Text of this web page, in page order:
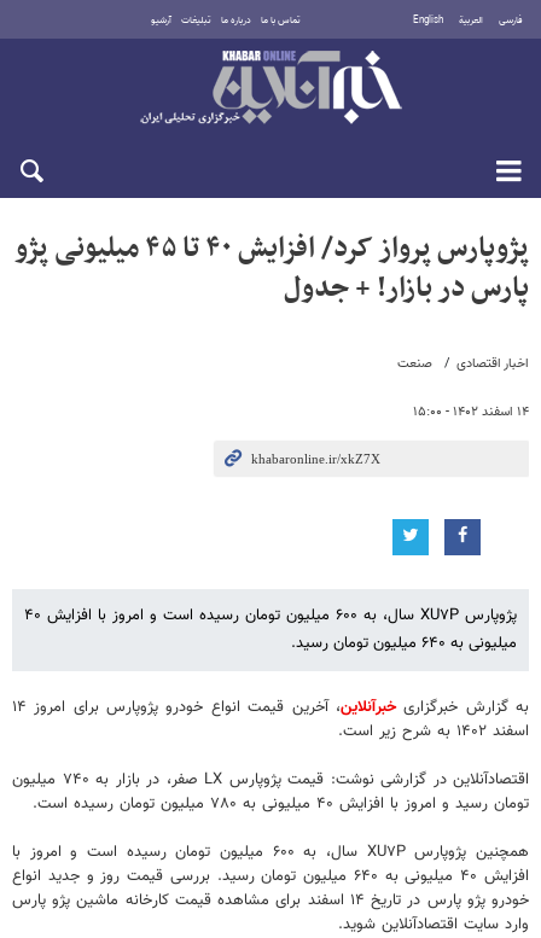
فارسی العربية English تماس با ما درباره ما تبلیغات آرشیو
شنبه ۱۷ مرداد ۱۴۰۵
اخبار اقتصادی صنعت
۱۴ اسفند ۱۴۰۲ - ۱۵:۰۰
پژوپارس پرواز کرد/ افزایش ۴۰ تا ۴۵ میلیونی پژو
پارس در بازار! + جدول
پژوپارس XU۷P سال، به ۶۰۰ میلیون تومان رسیده است و امروز با افزایش ۴۰
میلیونی به ۶۴۰ میلیون تومان رسید.
به گزارش خبرگزاریخبرآنلاین
، آخرین قیمت انواع خودرو پژوپارس برای امروز ۱۴
اسفند ۱۴۰۲ به شرح زیر است.
اقتصادآنلاین در گزارشی نوشت: قیمت پژوپارس LX صفر، در بازار به ۷۴۰ میلیون
تومان رسید و امروز با افزایش ۴۰ میلیونی به ۷۸۰ میلیون تومان رسیده است.
همچنین پژوپارس XU۷P سال، به ۶۰۰ میلیون تومان رسیده است و امروز با
افزایش ۴۰ میلیونی به ۶۴۰ میلیون تومان رسید. بررسی قیمت روز و جدید انواع
خودرو پژو پارس در تاریخ ۱۴ اسفند برای مشاهده قیمت کارخانه ماشین پژو پارس
وارد سایت اقتصادآنلاین شوید.